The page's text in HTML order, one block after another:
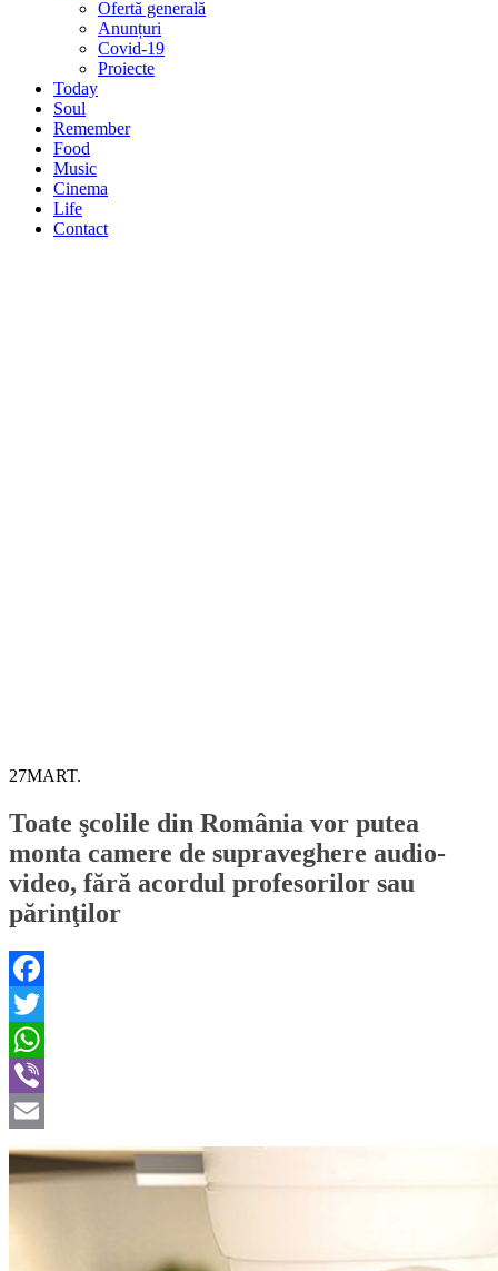
Ofertă generală
Anunțuri
Covid-19
Proiecte
Today
Soul
Remember
Food
Music
Cinema
Life
Contact
27MART.
Toate şcolile din România vor putea
monta camere de supraveghere audio-
video, fără acordul profesorilor sau
părinţilor
Facebook
Twitter
WhatsApp
Viber
Email